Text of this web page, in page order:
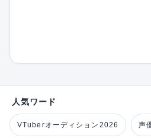
人気ワード
VTuberオーディション2026 声